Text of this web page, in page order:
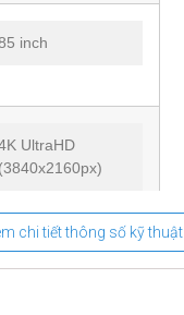
inch
UltraHD
(3840x2160px)
x 1083.5 x
mm
chi tiết thông số kỹ thuật